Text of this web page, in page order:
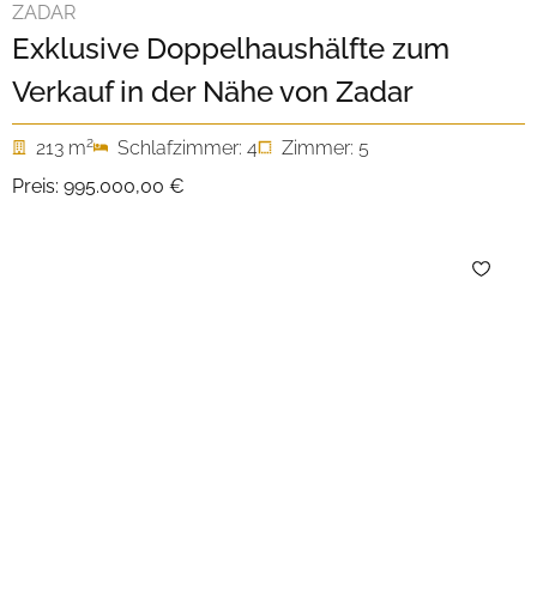
ZADAR
Exklusive Doppelhaushälfte zum
Verkauf in der Nähe von Zadar
213 m2 Schlafzimmer: 4
Zimmer: 5
Preis: 995.000,00 €